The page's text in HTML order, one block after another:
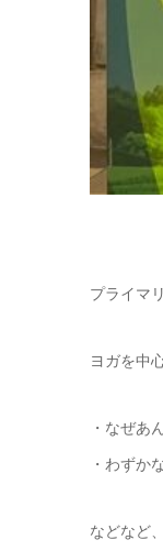
プライマ
ヨガを中
・なぜあ
・わずか
などなど